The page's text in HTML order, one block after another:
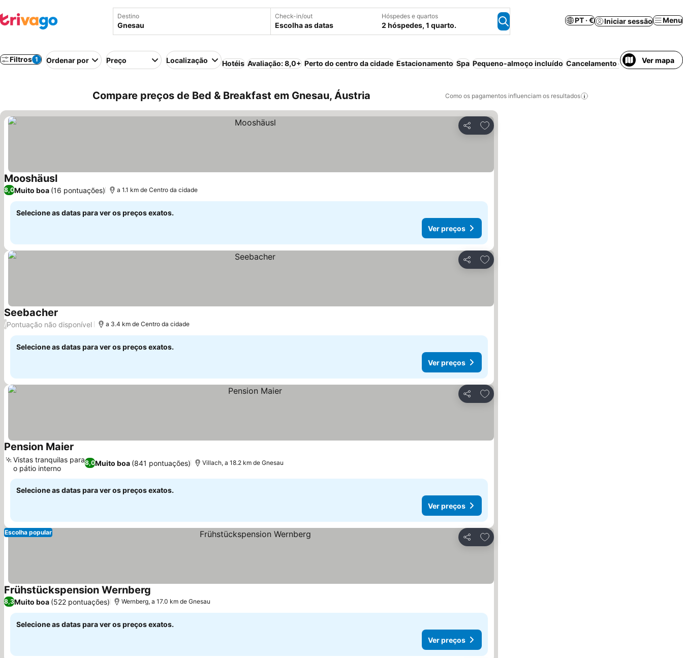
Destino Check-in/out
Escolha as datas
Hóspedes e quartos
2 hóspedes, 1 quarto.
PT · € Iniciar sessão Menu
Filtros 1 Ordenar por Preço Localização Hotéis Avaliação: 8,0+ Perto do centro da cidade Estacionamento Spa Pequeno-almoço incluído Cancelamento gratuitoVer mapa
Compare preços de Bed & Breakfast em Gnesau, Áustria Como os pagamentos influenciam os resultados
Partilhar
Adicionar aos favoritos
MooshäuslVer preços
8,0Muito boa (16 pontuações) a 1.1 km de Centro da cidade
Selecione as datas para ver os preços exatos.
Ver preços
Partilhar
Adicionar aos favoritos
Seebacher
/Pontuação não disponível a 3.4 km de Centro da cidade
Selecione as datas para ver os preços exatos.
Ver preços
Partilhar
Adicionar aos favoritos
Pension Maier
8,0Muito boa (841 pontuações)
Vistas tranquilas para
o pátio interno
Villach, a 18.2 km de Gnesau
Selecione as datas para ver os preços exatos.
Ver preços
Partilhar
Adicionar aos favoritos
Escolha popular
Frühstückspension Wernberg
8,3Muito boa (522 pontuações) Wernberg, a 17.0 km de Gnesau
Selecione as datas para ver os preços exatos.
Ver preços